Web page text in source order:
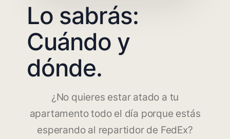
Lo sabrás:
Cuándo y
dónde.
¿No quieres estar atado a tu
apartamento todo el día porque estás
esperando al repartidor de FedEx?